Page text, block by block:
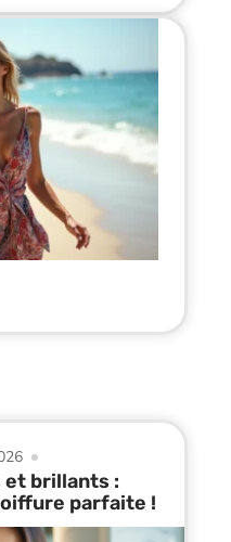
et brillants :
parfaite !